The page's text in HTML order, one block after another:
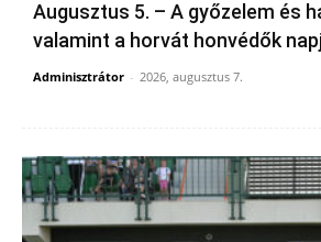
Augusztus 5. – A győzelem és
valamint a horvát honvédők
Adminisztrátor - 2026, augusztus 7.